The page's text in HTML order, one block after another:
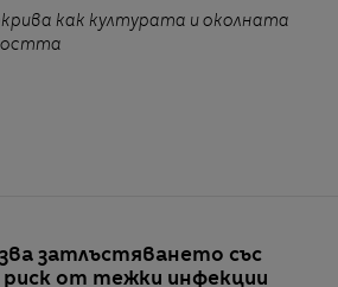
как културата и околната
затлъстяването със
риск от тежки инфекции